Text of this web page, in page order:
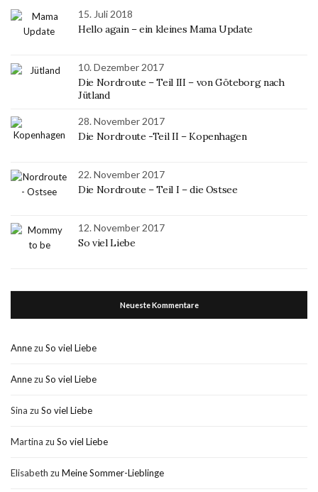
15. Juli 2018
Hello again – ein kleines Mama Update
10. Dezember 2017
Die Nordroute – Teil III – von Göteborg nach
Jütland
28. November 2017
Die Nordroute -Teil II – Kopenhagen
22. November 2017
Die Nordroute – Teil I – die Ostsee
12. November 2017
So viel Liebe
Neueste Kommentare
Annezu So viel Liebe
Annezu So viel Liebe
Sina zu So viel Liebe
Martina zu So viel Liebe
Elisabeth zu Meine Sommer-Lieblinge